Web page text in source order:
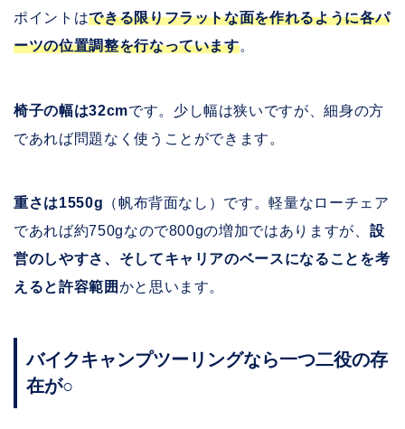
ポイントはできる限りフラットな面を作れるように各パ
ーツの位置調整を行なっています。
椅子の幅は32cmです。少し幅は狭いですが、細身の方
であれば問題なく使うことができます。
重さは1550g （帆布背面なし）です。軽量なローチェア
であれば約750gなので800gの増加ではありますが、 設
営のしやすさ、そしてキャリアのベースになることを考
えると許容範囲かと思います。
バイクキャンプツーリングなら一つ二役の存
在が○